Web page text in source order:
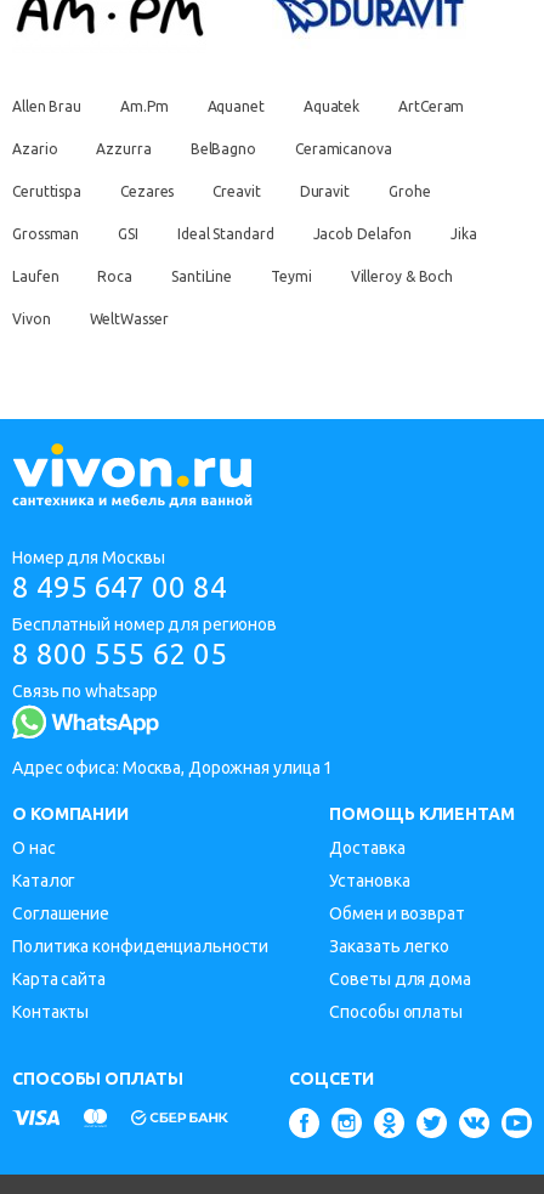
Allen Brau Am.Pm Aquanet Aquatek ArtCeram
Azario Azzurra BelBagno Ceramicanova
Ceruttispa Cezares Creavit Duravit Grohe
Grossman GSI Ideal Standard Jacob Delafon Jika
Laufen Roca SantiLine Teymi Villeroy & Boch
Vivon WeltWasser
Номер для Москвы
8 495 647 00 84
Бесплатный номер для регионов
8 800 555 62 05
Связь по whatsapp
Адрес офиса: Москва, Дорожная улица 1
О КОМПАНИИ
О нас
Каталог
Соглашение
Политика конфиденциальности
Карта сайта
Контакты
ПОМОЩЬ КЛИЕНТАМ
Доставка
Установка
Обмен и возврат
Заказать легко
Советы для дома
Способы оплаты
СПОСОБЫ ОПЛАТЫ СОЦСЕТИ